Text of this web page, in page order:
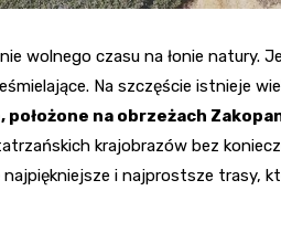
wolnego czasu na łonie natury.
Na szczęście istnieje
położone na obrzeżach
krajobrazów bez
i najprostsze trasy,